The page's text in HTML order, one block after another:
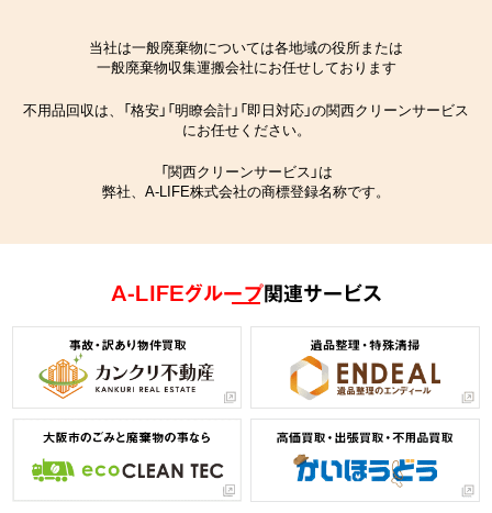
当社は一般廃棄物については各地域の役所または
一般廃棄物収集運搬会社にお任せしております
不用品回収は、「格安」「明瞭会計」「即日対応」の関西クリーンサービス
にお任せください。
「関西クリーンサービス」は
弊社、A-LIFE株式会社の商標登録名称です。
A-LIFEグループ関連サービス